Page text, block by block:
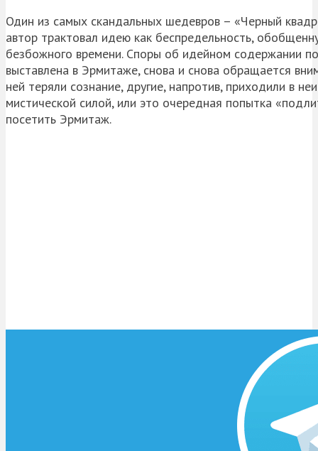
Один из самых скандальных шедевров – «Черный
автор трактовал идею как беспредельность,
безбожного времени. Споры об идейном содержании
выставлена в Эрмитаже, снова и снова обращается
ней теряли сознание, другие, напротив, приходили в
мистической силой, или это очередная попытка
посетить Эрмитаж.